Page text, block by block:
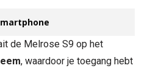
de Melrose S9 op het
, waardoor je toegang hebt